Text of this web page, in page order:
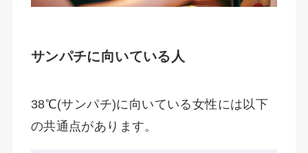
サンパチに向いている人
38℃(サンパチ)に向いている女性には以下
の共通点があります。